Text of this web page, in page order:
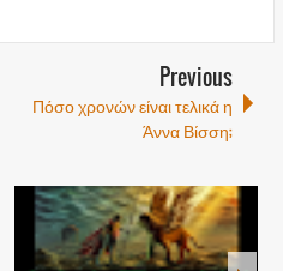
Previous
Πόσο χρονών είναι τελικά η
Άννα Βίσση;